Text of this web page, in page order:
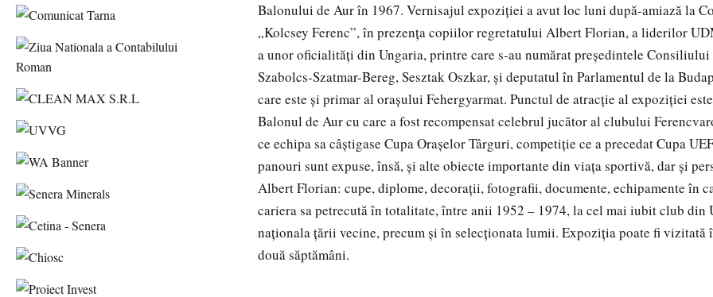
Balonului de Aur în 1967. Vernisajul expoziţiei a avut loc luni după-amiază la
„Kolcsey Ferenc”, în prezenţa copiilor regretatului Albert Florian, a liderilor
a unor oficialităţi din Ungaria, printre care s-au numărat preşedintele Consiliului
Szabolcs-Szatmar-Bereg, Sesztak Oszkar, şi deputatul în Parlamentul de la
care este şi primar al oraşului Fehergyarmat. Punctul de atracţie al expoziţiei
Balonul de Aur cu care a fost recompensat celebrul jucător al clubului
ce echipa sa câştigase Cupa Oraşelor Târguri, competiţie ce a precedat Cupa
panouri sunt expuse, însă, şi alte obiecte importante din viaţa sportivă, dar şi
Albert Florian: cupe, diplome, decoraţii, fotografii, documente, echipamente în
cariera sa petrecută în totalitate, între anii 1952 – 1974, la cel mai iubit club din
naţionala ţării vecine, precum şi în selecţionata lumii. Expoziţia poate fi vizitată
două săptămâni.